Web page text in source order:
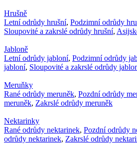
Hrušně
Letní odrůdy hrušní, Podzimní odrůdy
Sloupovité a zakrslé odrůdy hrušní,
Jabloně
Letní odrůdy jabloní, Podzimní odrůdy
jabloní, Sloupovité a zakrslé odrůdy
Meruňky
Rané odrůdy meruněk, Pozdní odrůdy
meruněk, Zakrslé odrůdy meruněk
Nektarinky
Rané odrůdy nektarinek, Pozdní odrůdy
odrůdy nektarinek, Zakrslé odrůdy